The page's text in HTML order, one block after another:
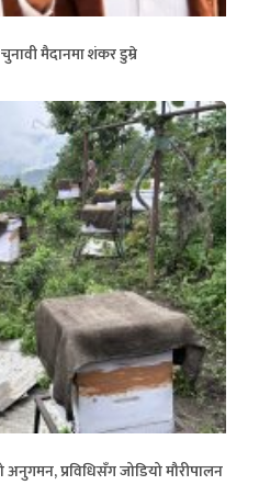
मैदानमा शंकर डुम्रे
प्रविधिसँग जोडियो मौरीपालन